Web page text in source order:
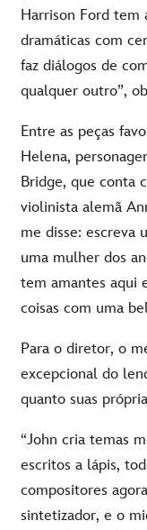
Harrison Ford tem
dramáticas com
faz diálogos de
qualquer outro”,
Entre as peças
Helena,
Bridge, que conta
violinista alemã
me disse: escreva
uma mulher dos
tem amantes aqui
coisas com uma
Para o diretor, o
excepcional do
quanto suas
“John cria temas
escritos a lápis,
compositores
sintetizador, e o